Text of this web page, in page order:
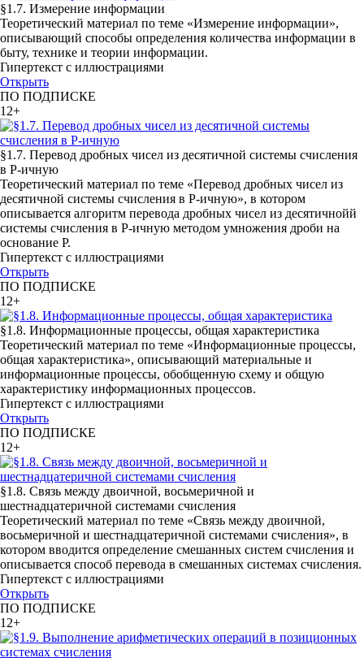
§1.7. Измерение информации
Теоретический материал по теме «Измерение информации»,
описывающий способы определения количества информации в
быту, технике и теории информации.
Гипертекст с иллюстрациями
Открыть
ПО ПОДПИСКЕ
12+
§1.7. Перевод дробных чисел из десятичной системы счисления
в P-ичную
Теоретический материал по теме «Перевод дробных чисел из
десятичной системы счисления в P-ичную», в котором
описывается алгоритм перевода дробных чисел из десятичнойй
системы счисления в P-ичную методом умножения дроби на
основание Р.
Гипертекст с иллюстрациями
Открыть
ПО ПОДПИСКЕ
12+
§1.8. Информационные процессы, общая характеристика
Теоретический материал по теме «Информационные процессы,
общая характеристика», описывающий материальные и
информационные процессы, обобщенную схему и общую
характеристику информационных процессов.
Гипертекст с иллюстрациями
Открыть
ПО ПОДПИСКЕ
12+
§1.8. Связь между двоичной, восьмеричной и
шестнадцатеричной системами счисления
Теоретический материал по теме «Связь между двоичной,
восьмеричной и шестнадцатеричной системами счисления», в
котором вводится определение смешанных систем счисления и
описывается способ перевода в смешанных системах счисления.
Гипертекст с иллюстрациями
Открыть
ПО ПОДПИСКЕ
12+